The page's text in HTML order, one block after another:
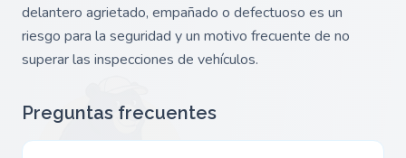
delantero agrietado, empañado o defectuoso es un
riesgo para la seguridad y un motivo frecuente de no
superar las inspecciones de vehículos.
Preguntas frecuentes